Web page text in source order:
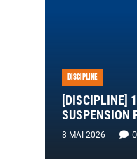
DISCIPLINE
[DISCIPLINE]
SUSPENSION
8 MAI 2026 0